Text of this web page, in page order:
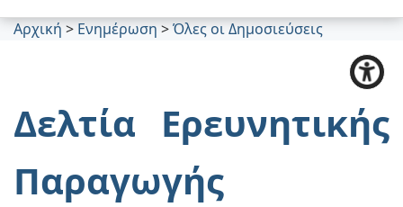
Αρχική > Ενημέρωση >Όλες οι Δημοσιεύσεις
Δελτία Ερευνητικής
Παραγωγής